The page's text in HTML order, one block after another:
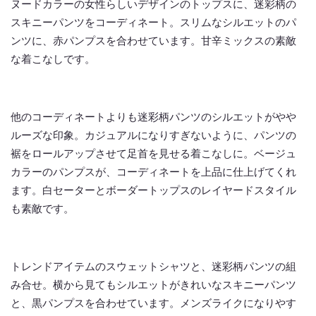
ヌードカラーの女性らしいデザインのトップスに、迷彩柄の
スキニーパンツをコーディネート。スリムなシルエットのパ
ンツに、赤パンプスを合わせています。甘辛ミックスの素敵
な着こなしです。
他のコーディネートよりも迷彩柄パンツのシルエットがやや
ルーズな印象。カジュアルになりすぎないように、パンツの
裾をロールアップさせて足首を見せる着こなしに。ベージュ
カラーのパンプスが、コーディネートを上品に仕上げてくれ
ます。白セーターとボーダートップスのレイヤードスタイル
も素敵です。
トレンドアイテムのスウェットシャツと、迷彩柄パンツの組
み合せ。横から見てもシルエットがきれいなスキニーパンツ
と、黒パンプスを合わせています。メンズライクになりやす